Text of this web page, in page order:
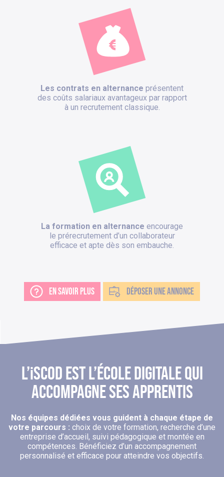
Les contrats en alternance présentent
des coûts salariaux avantageux par rapport
à un recrutement classique.
La formation en alternance encourage
le prérecrutement d’un collaborateur
efficace et apte dès son embauche.
EN SAVOIR PLUS DÉPOSER UNE ANNONCE
L’iSCOD EST L’ÉCOLE DIGITALE QUI
ACCOMPAGNE SES APPRENTIS
Nos équipes dédiées vous guident à chaque étape de
votre parcours : choix de votre formation, recherche d’une
entreprise d’accueil, suivi pédagogique et montée en
compétences. Bénéficiez d’un accompagnement
personnalisé et efficace pour atteindre vos objectifs.